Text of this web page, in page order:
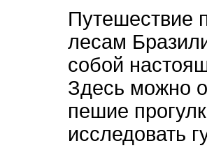
Путешествие
лесам
собой
Здесь можно
пешие
исследовать